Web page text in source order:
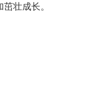
壮成长。